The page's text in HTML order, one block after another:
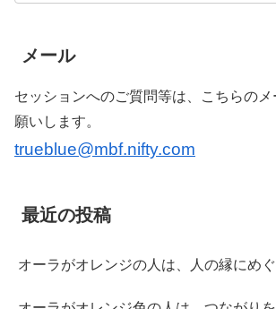
メール
セッションへのご質問等は、こちらの
願いします。
trueblue@mbf.nifty.com
最近の投稿
オーラがオレンジの人は、人の縁にめ